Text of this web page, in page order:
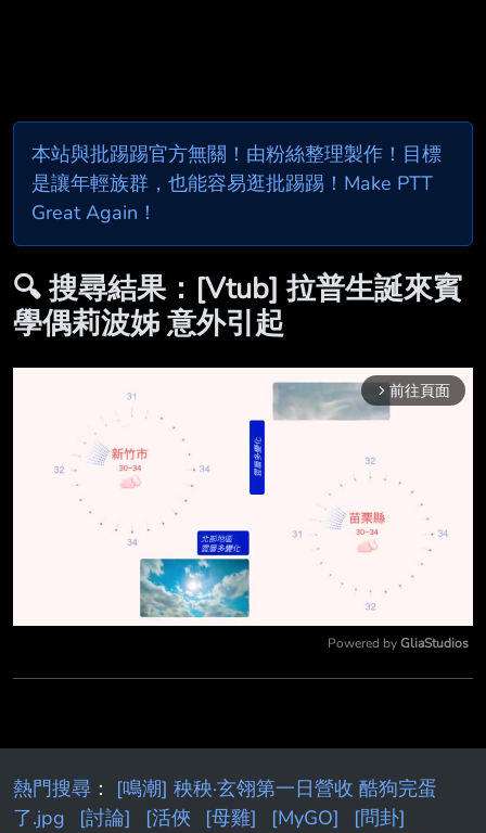
本站與批踢踢官方無關！由粉絲整理製作！目標
是讓年輕族群，也能容易逛批踢踢！Make PTT
Great Again！
🔍 搜尋結果：[Vtub] 拉普生誕來賓
學偶莉波姊 意外引起
arrow_forward_ios 前往頁面
Powered by GliaStudios
熱門搜尋 ： [鳴潮] 秧秧·玄翎第一日營收 酷狗完蛋
了.jpg
[討論] [活俠 [母雞] [MyGO]
[問卦]